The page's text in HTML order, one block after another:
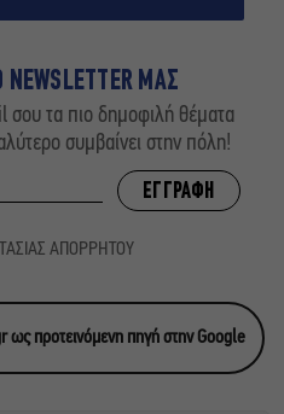
ΜΑΣ
σου τα πιο δημοφιλή θέματα
συμβαίνει στην πόλη!
ΑΠΟΡΡΗΤΟΥ
ως προτεινόμενη πηγή στην Google